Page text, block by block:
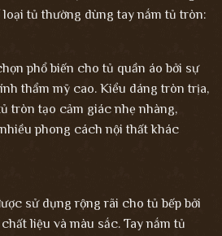
loại tủ thường dùng tay nắm tủ tròn:
phổ biến cho tủ quần áo bởi sự
thẩm mỹ cao. Kiểu dáng tròn trịa,
tròn tạo cảm giác nhẹ nhàng,
phong cách nội thất khác
sử dụng rộng rãi cho tủ bếp bởi
liệu và màu sắc. Tay nắm tủ